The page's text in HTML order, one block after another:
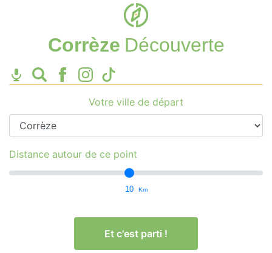
Corrèze Découverte
Votre ville de départ
Distance autour de ce point
10 Km
Et c'est parti !